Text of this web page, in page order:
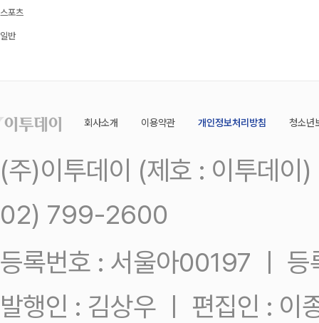
스포츠
일반
회사소개 이용약관 개인정보처리방침 청소년
(주)이투데이 (제호 : 이투데
02) 799-2600
등록번호 : 서울아00197 ㅣ
발행인 : 김상우 ㅣ 편집인 : 이